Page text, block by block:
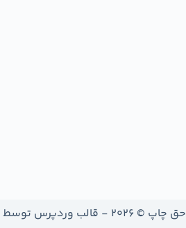
حق چاپ © 2026 - قالب وردپرس توسط